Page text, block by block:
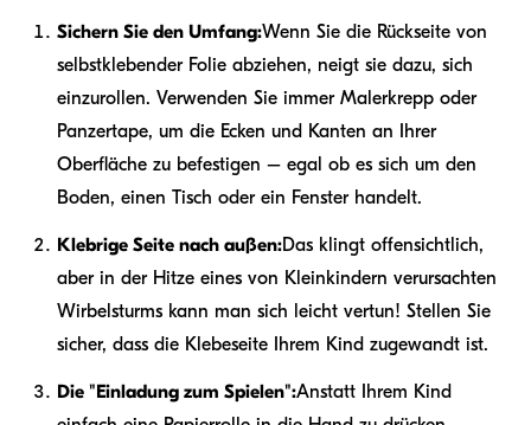
Sichern Sie den Umfang:Wenn Sie die Rückseite von
selbstklebender Folie abziehen, neigt sie dazu, sich
einzurollen. Verwenden Sie immer Malerkrepp oder
Panzertape, um die Ecken und Kanten an Ihrer
Oberfläche zu befestigen – egal ob es sich um den
Boden, einen Tisch oder ein Fenster handelt.
Klebrige Seite nach außen:Das klingt offensichtlich,
aber in der Hitze eines von Kleinkindern verursachten
Wirbelsturms kann man sich leicht vertun! Stellen Sie
sicher, dass die Klebeseite Ihrem Kind zugewandt ist.
Die "Einladung zum Spielen":Anstatt Ihrem Kind